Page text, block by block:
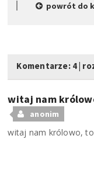
powrót do
Komentarze: 4
witaj nam
anonim
witaj nam królowo, to